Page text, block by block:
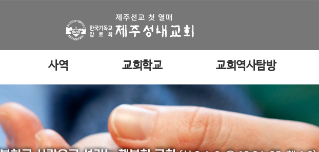
사역 교회학교 교회역사탐방